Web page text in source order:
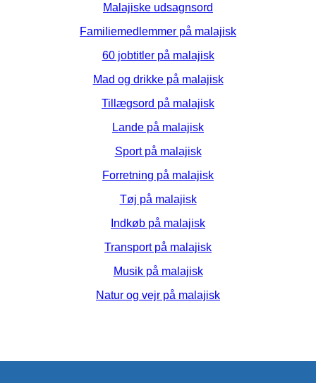
Malajiske udsagnsord
Familiemedlemmer på malajisk
60 jobtitler på malajisk
Mad og drikke på malajisk
Tillægsord på malajisk
Lande på malajisk
Sport på malajisk
Forretning på malajisk
Tøj på malajisk
Indkøb på malajisk
Transport på malajisk
Musik på malajisk
Natur og vejr på malajisk